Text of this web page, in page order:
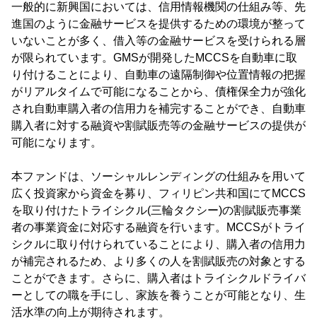
一般的に新興国においては、信用情報機関の仕組み等、先
進国のように金融サービスを提供するための環境が整って
いないことが多く、借入等の金融サービスを受けられる層
が限られています。GMSが開発したMCCSを自動車に取
り付けることにより、自動車の遠隔制御や位置情報の把握
がリアルタイムで可能になることから、債権保全力が強化
され自動車購入者の信用力を補完することができ、自動車
購入者に対する融資や割賦販売等の金融サービスの提供が
可能になります。
本ファンドは、ソーシャルレンディングの仕組みを用いて
広く投資家から資金を募り、フィリピン共和国にてMCCS
を取り付けたトライシクル(三輪タクシー)の割賦販売事業
者の事業資金に対応する融資を行います。MCCSがトライ
シクルに取り付けられていることにより、購入者の信用力
が補完されるため、より多くの人を割賦販売の対象とする
ことができます。さらに、購入者はトライシクルドライバ
ーとしての職を手にし、家族を養うことが可能となり、生
活水準の向上が期待されます。